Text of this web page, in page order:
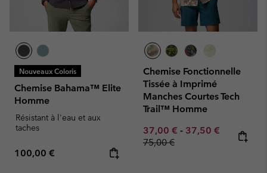
Nouveaux Coloris
Chemise Bahama™ Elite
Homme
Résistant à l'eau et aux
taches
Regular price:
100,00 €
Chemise Fonctionnelle
Tissée à Imprimé
Manches Courtes Tech
Trail™ Homme
Minimum sale price:
37,00 € - Maximum sale
37,50 € Regular
75,00 €